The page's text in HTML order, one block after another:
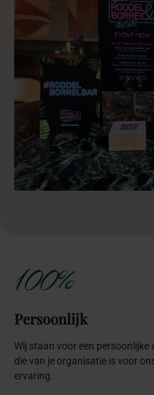
100%
Persoonlijk
Wij staan voor een
die van je organisatie is voor
ervaring.